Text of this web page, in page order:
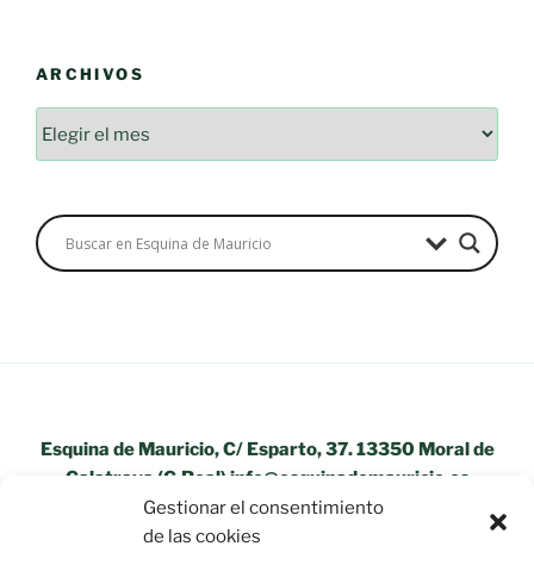
Gestionar el consentimiento
de las cookies
ARCHIVOS
Esquina de Mauricio, C/ Esparto, 37. 13350 Moral de
Calatrava (C.Real) info@esquinademauricio.es
«Aviso Legal»